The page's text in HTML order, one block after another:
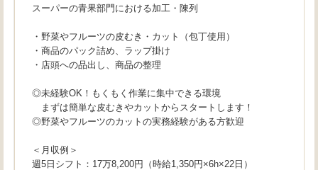
スーパーの青果部門における加工・陳列
・野菜やフルーツの皮むき・カット（包丁使用）
・商品のパック詰め、ラップ掛け
・店頭への品出し、商品の整理
◎未経験OK！もくもく作業に集中できる環境
まずは簡単な皮むきやカットからスタートします！
◎野菜やフルーツのカットの実務経験がある方歓迎
＜月収例＞
週5日シフト：17万8,200円（時給1,350円×6h×22日）